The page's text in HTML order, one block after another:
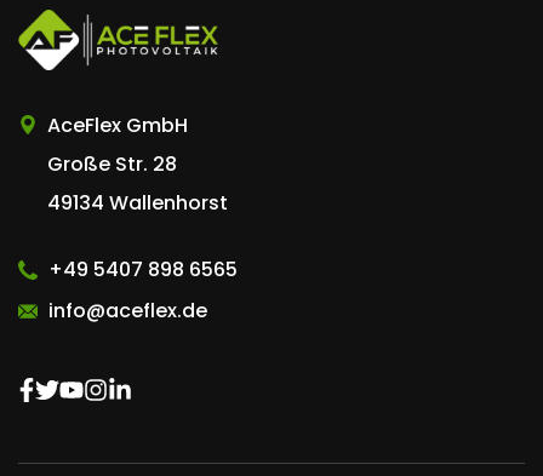
AceFlex GmbH
Große Str. 28
49134 Wallenhorst
+49 5407 898 6565
info@aceflex.de